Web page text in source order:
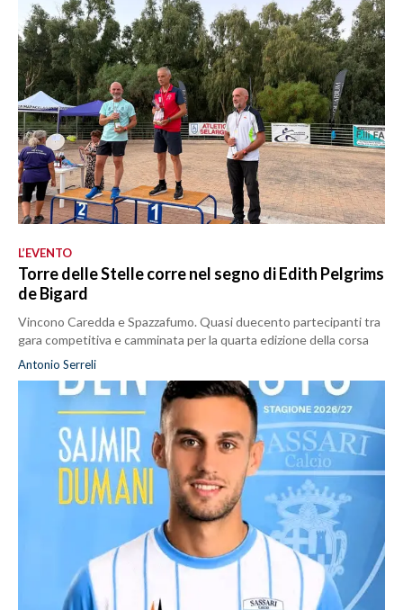
L’EVENTO
Torre delle Stelle corre nel segno di Edith Pelgrims
de Bigard
Vincono Caredda e Spazzafumo. Quasi duecento partecipanti tra
gara competitiva e camminata per la quarta edizione della corsa
Antonio Serreli